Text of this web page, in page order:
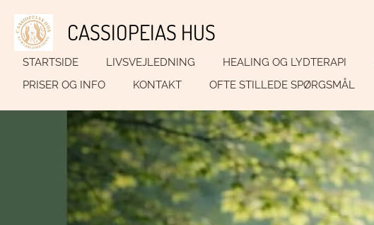
Spring
hovedindholdCASSIOPEIAS HUS
STARTSIDE LIVSVEJLEDNING HEALING OG LYDTERAPI
PRISER OG INFO
KONTAKT OFTE STILLEDE SPØRGSMÅL